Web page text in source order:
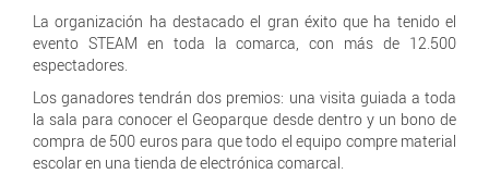
La organización ha destacado el gran éxito que ha tenido el
evento STEAM en toda la comarca, con más de 12.500
espectadores.
Los ganadores tendrán dos premios: una visita guiada a toda
la sala para conocer el Geoparque desde dentro y un bono de
compra de 500 euros para que todo el equipo compre material
escolar en una tienda de electrónica comarcal.